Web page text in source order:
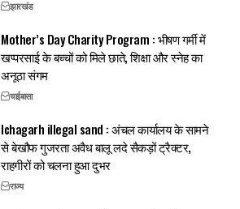
झारखंड
Mother’s Day Charity Program : भीषण गर्मी में
खप्परसाई के बच्चों को मिले छाते, शिक्षा और स्नेह का
अनूठा संगम
चाईबासा
Ichagarh illegal sand : अंचल कार्यालय के सामने
से बेखौफ गुजरता अवैध बालू लदे सैकड़ों ट्रैक्टर,
राहगीरों को चलना हुआ दुभर
राज्य